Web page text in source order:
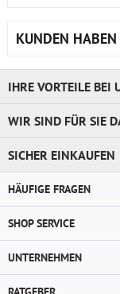
KUNDEN HABEN
IHRE VORTEILE BEI
WIR SIND FÜR SIE
SICHER EINKAUFEN
HÄUFIGE FRAGEN
SHOP SERVICE
UNTERNEHMEN